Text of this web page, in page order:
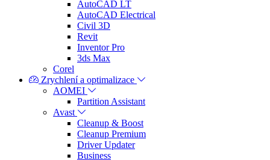
AutoCAD LT
AutoCAD Electrical
Civil 3D
Revit
Inventor Pro
3ds Max
Corel
Zrychlení a optimalizace
AOMEI
Partition Assistant
Avast
Cleanup & Boost
Cleanup Premium
Driver Updater
Business